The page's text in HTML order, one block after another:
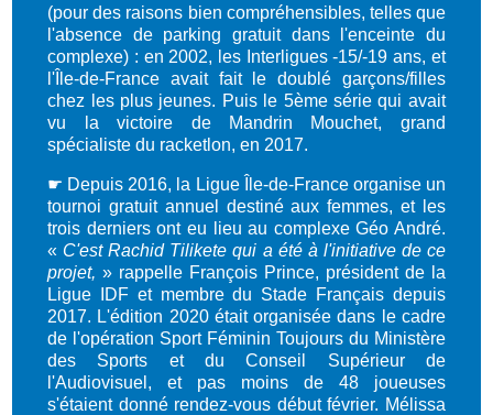
(pour des raisons bien compréhensibles, telles que
l'absence de parking gratuit dans l'enceinte du
complexe) : en 2002, les Interligues -15/-19 ans, et
l'Île-de-France avait fait le doublé garçons/filles
chez les plus jeunes. Puis le 5ème série qui avait
vu la victoire de Mandrin Mouchet, grand
spécialiste du racketlon, en 2017.
☛ Depuis 2016, la Ligue Île-de-France organise un
tournoi gratuit annuel destiné aux femmes, et les
trois derniers ont eu lieu au complexe Géo André.
« C'est Rachid Tilikete qui a été à l'initiative de ce
projet,» rappelle François Prince, président de la
Ligue IDF et membre du Stade Français depuis
2017. L'édition 2020 était organisée dans le cadre
de l'opération Sport Féminin Toujours du Ministère
des Sports et du Conseil Supérieur de
l'Audiovisuel, et pas moins de 48 joueuses
s'étaient donné rendez-vous début février. Mélissa